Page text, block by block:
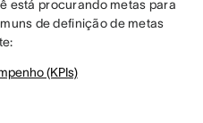
está procurando metas para
de definição de metas
(KPIs)